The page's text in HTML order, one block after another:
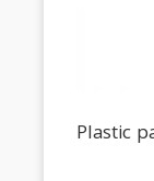
Plastic